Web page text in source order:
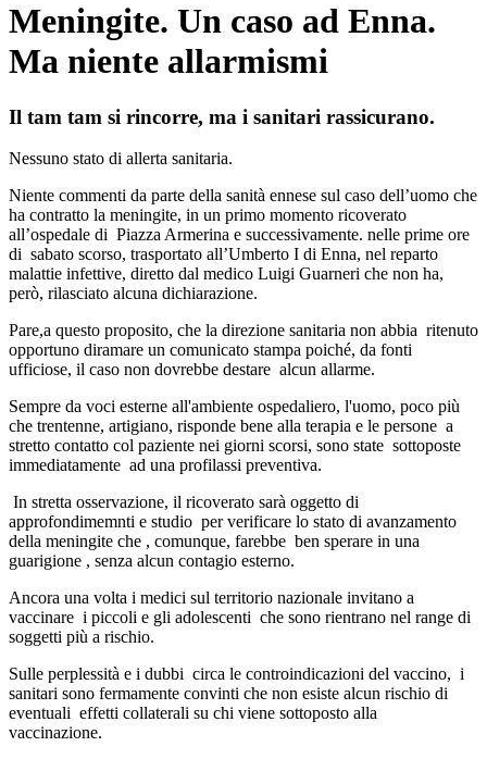
Meningite. Un caso ad Enna.
Ma niente allarmismi
Il tam tam si rincorre, ma i sanitari rassicurano.
Nessuno stato di allerta sanitaria.
Niente commenti da parte della sanità ennese sul caso dell’uomo che
ha contratto la meningite, in un primo momento ricoverato
all’ospedale di Piazza Armerina e successivamente. nelle prime ore
di sabato scorso, trasportato all’Umberto I di Enna, nel reparto
malattie infettive, diretto dal medico Luigi Guarneri che non ha,
però, rilasciato alcuna dichiarazione.
Pare,a questo proposito, che la direzione sanitaria non abbia ritenuto
opportuno diramare un comunicato stampa poiché, da fonti
ufficiose, il caso non dovrebbe destare alcun allarme.
Sempre da voci esterne all'ambiente ospedaliero, l'uomo, poco più
che trentenne, artigiano, risponde bene alla terapia e le persone a
stretto contatto col paziente nei giorni scorsi, sono state sottoposte
immediatamente ad una profilassi preventiva.
In stretta osservazione, il ricoverato sarà oggetto di
approfondimemnti e studio per verificare lo stato di avanzamento
della meningite che , comunque, farebbe ben sperare in una
guarigione , senza alcun contagio esterno.
Ancora una volta i medici sul territorio nazionale invitano a
vaccinare i piccoli e gli adolescenti che sono rientrano nel range di
soggetti più a rischio.
Sulle perplessità e i dubbi circa le controindicazioni del vaccino, i
sanitari sono fermamente convinti che non esiste alcun rischio di
eventuali effetti collaterali su chi viene sottoposto alla
vaccinazione.